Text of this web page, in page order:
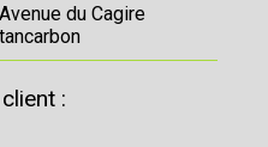
du Cagire
: